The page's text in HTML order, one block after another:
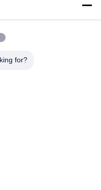
Valve Dresser Nut DD
Goyen có ren góc phải cho
for?